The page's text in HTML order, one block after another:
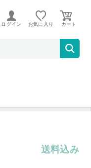
ログイン お気に入り
コン切落し 80g×
送料込み